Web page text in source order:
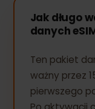
Jak długo
danych
Ten pakiet
ważny przez
pierwszego